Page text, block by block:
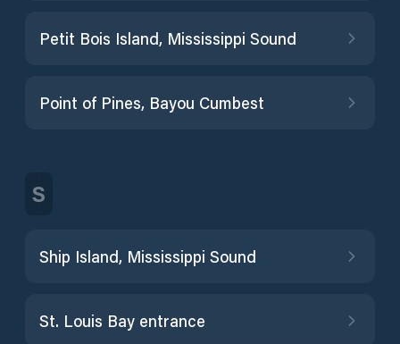
Petit Bois Island, Mississippi Sound
Point of Pines, Bayou Cumbest
S
Ship Island, Mississippi Sound
St. Louis Bay entrance